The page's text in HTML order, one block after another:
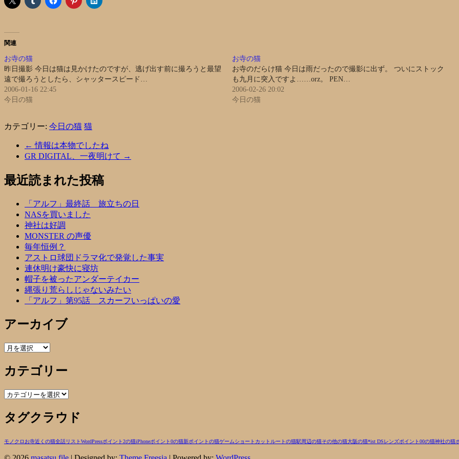
関連
お寺の猫
昨日撮影 今日は猫は見かけたのですが、逃げ出す前に撮ろうと最望
遠で撮ろうとしたら、シャッタースピード…
2006-01-16 22:45
今日の猫
お寺の猫
お寺のだらけ猫 今日は雨だったので撮影に出ず。 ついにストック
も九月に突入ですよ……orz。 PEN…
2006-02-26 20:02
今日の猫
カテゴリー: 今日の猫 猫
← 情報は本物でしたね
GR DIGITAL、一夜明けて →
最近読まれた投稿
「アルフ」最終話 旅立ちの日
NASを買いました
神社は好調
MONSTER の声優
毎年恒例？
アストロ球団ドラマ化で発覚した事実
連休明け豪快に寝坊
帽子を被ったアンダーテイカー
縄張り荒らしじゃないみたい
「アルフ」第95話 スカーフいっぱいの愛
アーカイブ
ア
カ
イ
ブ
カテゴリー
カ
ゴ
リ
タグクラウド
モノクロ お寺近くの猫全話リストWordPressポイント2の猫iPhoneポイント0の猫新ポイントの猫ゲームショートカットルートの猫駅周辺の猫その他の猫大阪の猫*ist DSレンズポイント00の猫神社の猫